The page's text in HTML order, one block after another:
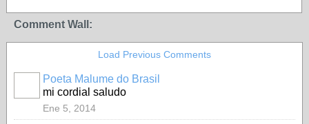
Comment Wall:
Load Previous Comments
Poeta Malume do Brasil
mi cordial saludo
Ene 5, 2014